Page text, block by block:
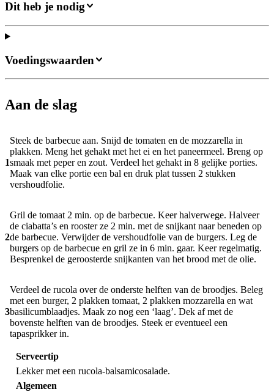
Dit heb je nodig
Aan de slag
1
Steek de barbecue aan. Snijd de tomaten en de mozzarella in
plakken. Meng het gehakt met het ei en het paneermeel. Breng op
smaak met peper en zout. Verdeel het gehakt in 8 gelijke porties.
Maak van elke portie een bal en druk plat tussen 2 stukken
vershoudfolie.
2
Gril de tomaat 2 min. op de barbecue. Keer halverwege. Halveer
de ciabatta’s en rooster ze 2 min. met de snijkant naar beneden op
de barbecue. Verwijder de vershoudfolie van de burgers. Leg de
burgers op de barbecue en gril ze in 6 min. gaar. Keer regelmatig.
Besprenkel de geroosterde snijkanten van het brood met de olie.
3
Verdeel de rucola over de onderste helften van de broodjes. Beleg
met een burger, 2 plakken tomaat, 2 plakken mozzarella en wat
basilicumblaadjes. Maak zo nog een ‘laag’. Dek af met de
bovenste helften van de broodjes. Steek er eventueel een
tapasprikker in.
Serveertip
Lekker met een rucola-balsamicosalade.
Algemeen
Voedingswaarden